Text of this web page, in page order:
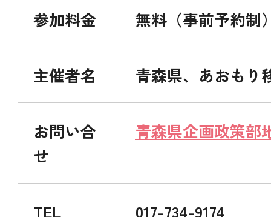
参加料金 無料（事前予約制
主催者名 青森県、あおもり
お問い合
せ
青森県企画政策部
TEL 017-734-9174